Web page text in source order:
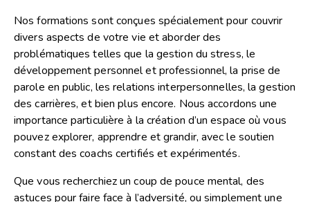
Nos formations sont conçues spécialement pour couvrir
divers aspects de votre vie et aborder des
problématiques telles que la gestion du stress, le
développement personnel et professionnel, la prise de
parole en public, les relations interpersonnelles, la gestion
des carrières, et bien plus encore. Nous accordons une
importance particulière à la création d’un espace où vous
pouvez explorer, apprendre et grandir, avec le soutien
constant des coachs certifiés et expérimentés.
Que vous recherchiez un coup de pouce mental, des
astuces pour faire face à l’adversité, ou simplement une